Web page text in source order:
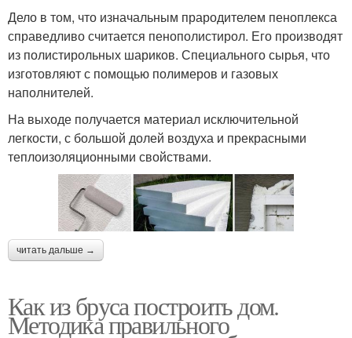
Дело в том, что изначальным прародителем пеноплекса
справедливо считается пенополистирол. Его производят
из полистирольных шариков. Специального сырья, что
изготовляют с помощью полимеров и газовых
наполнителей.
На выходе получается материал исключительной
легкости, с большой долей воздуха и прекрасными
теплоизоляционными свойствами.
читать дальше →
Как из бруса построить дом.
Методика правильного